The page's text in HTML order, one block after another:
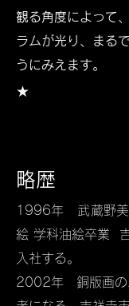
観る角度によって
ラムが光り、まる
うにみえます。
​★
略歴
1996年 武蔵野美
絵 学科油絵卒業
入社する。
2002年 銅版画の